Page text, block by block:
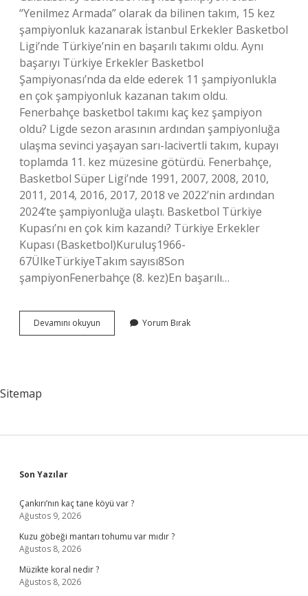
“Yenilmez Armada” olarak da bilinen takım, 15 kez
şampiyonluk kazanarak İstanbul Erkekler Basketbol
Ligi’nde Türkiye’nin en başarılı takımı oldu. Aynı
başarıyı Türkiye Erkekler Basketbol
Şampiyonası’nda da elde ederek 11 şampiyonlukla
en çok şampiyonluk kazanan takım oldu.
Fenerbahçe basketbol takımı kaç kez şampiyon
oldu? Ligde sezon arasının ardından şampiyonluğa
ulaşma sevinci yaşayan sarı-lacivertli takım, kupayı
toplamda 11. kez müzesine götürdü. Fenerbahçe,
Basketbol Süper Ligi’nde 1991, 2007, 2008, 2010,
2011, 2014, 2016, 2017, 2018 ve 2022’nin ardından
2024’te şampiyonluğa ulaştı. Basketbol Türkiye
Kupası’nı en çok kim kazandı? Türkiye Erkekler
Kupası (Basketbol)Kuruluş1966-
67ÜlkeTürkiyeTakım sayısı8Son
şampiyonFenerbahçe (8. kez)En başarılı…
Devamını okuyun Basketbolda
En
Yorum Bırak
Sitemap
Sidebar
Son Yazılar
Çankırı’nın kaç tane köyü var ?
Ağustos 9, 2026
Kuzu göbeği mantarı tohumu var mıdır ?
Ağustos 8, 2026
Müzikte koral nedir ?
Ağustos 8, 2026